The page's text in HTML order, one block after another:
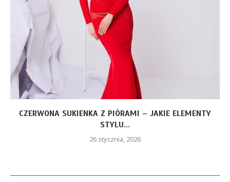
CZERWONA SUKIENKA Z PIÓRAMI – JAKIE ELEMENTY
STYLU...
26 stycznia, 2026